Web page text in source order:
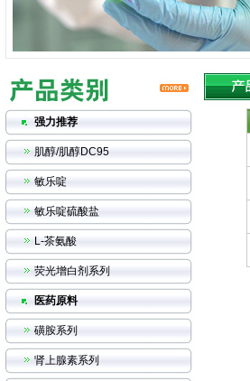
强力推荐
肌醇/肌醇DC95
敏乐啶
敏乐啶硫酸盐
L-茶氨酸
荧光增白剂系列
医药原料
磺胺系列
肾上腺素系列